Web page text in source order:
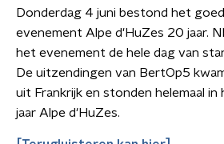
Donderdag 4 juni bestond het
evenement Alpe d'HuZes 20 jaar.
het evenement de hele dag van
De uitzendingen van BertOp5
uit Frankrijk en stonden helemaal
jaar Alpe d'HuZes.